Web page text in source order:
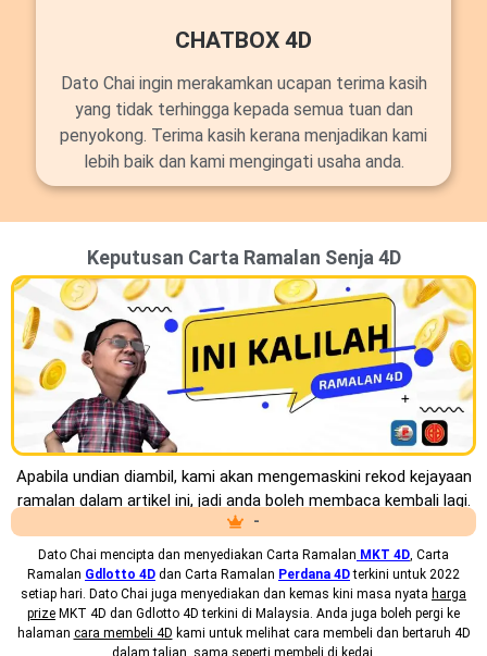
CHATBOX 4D
Dato Chai ingin merakamkan ucapan terima kasih
yang tidak terhingga kepada semua tuan dan
penyokong. Terima kasih kerana menjadikan kami
lebih baik dan kami mengingati usaha anda.
Keputusan Carta Ramalan Senja 4D
Apabila undian diambil, kami akan mengemaskini rekod kejayaan
ramalan dalam artikel ini, jadi anda boleh membaca kembali lagi.
-
Dato Chai mencipta dan menyediakan Carta Ramalan MKT 4D , Carta
Ramalan Gdlotto 4D dan Carta Ramalan Perdana 4Dterkini untuk 2022
setiap hari. Dato Chai juga menyediakan dan kemas kini masa nyata harga
prize MKT 4D dan Gdlotto 4D terkini di Malaysia. Anda juga boleh pergi ke
halaman cara membeli 4D kami untuk melihat cara membeli dan bertaruh 4D
dalam talian, sama seperti membeli di kedai.